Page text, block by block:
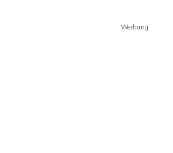
Werbung